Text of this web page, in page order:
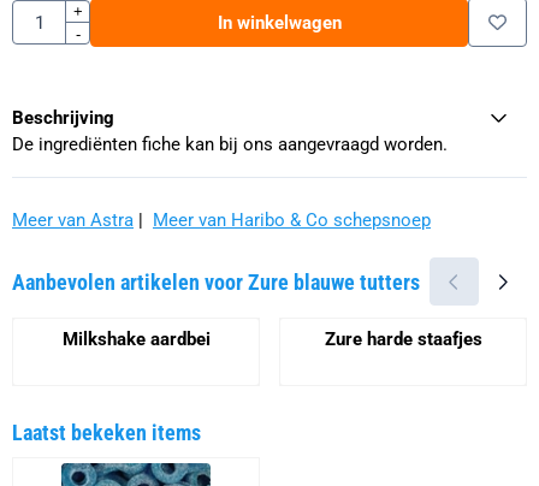
Aantal
+
-
In winkelwagen
Beschrijving
De ingrediënten fiche kan bij ons aangevraagd worden.
Meer van Astra | Meer van Haribo & Co schepsnoep
Aanbevolen artikelen voorZure blauwe tutters
Milkshake aardbei Zure harde staafjes
Laatst bekeken items